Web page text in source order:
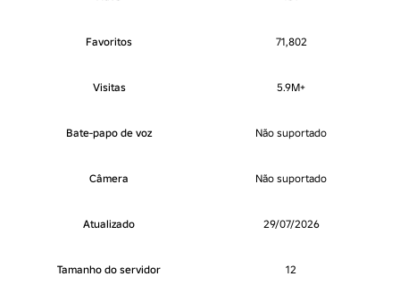
Favoritos 71,802
Visitas 5.9M+
Bate-papo de voz Não suportado
Câmera Não suportado
Atualizado 29/07/2026
Tamanho do servidor 12